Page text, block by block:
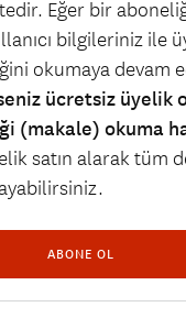
Eğer bir
bilgileriniz ile
okumaya devam
ücretsiz üyelik
(makale) okuma
satın alarak tüm
ABONE OL